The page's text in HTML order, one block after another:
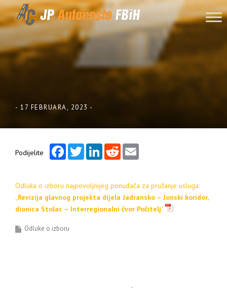
Skip to content
- 17 FEBRUARA, 2023 -
Podijelite
FacebookTwitterLinkedInReddit
Odluka o izboru najpovoljnijeg ponuđača za pružanje usluga:
„Revizija glavnog projekta dijela Jadransko – Jonski koridor,
dionica Stolac – Interregionalni čvor Počitelj“
Odluke o izboru